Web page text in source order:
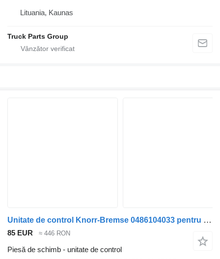
Lituania, Kaunas
Truck Parts Group
Unitate de control Knorr-Bremse 0486104033 pentru cap tractor MAN F2000 L2000 LE
85 EUR ≈ 446 RON
Piesă de schimb - unitate de control